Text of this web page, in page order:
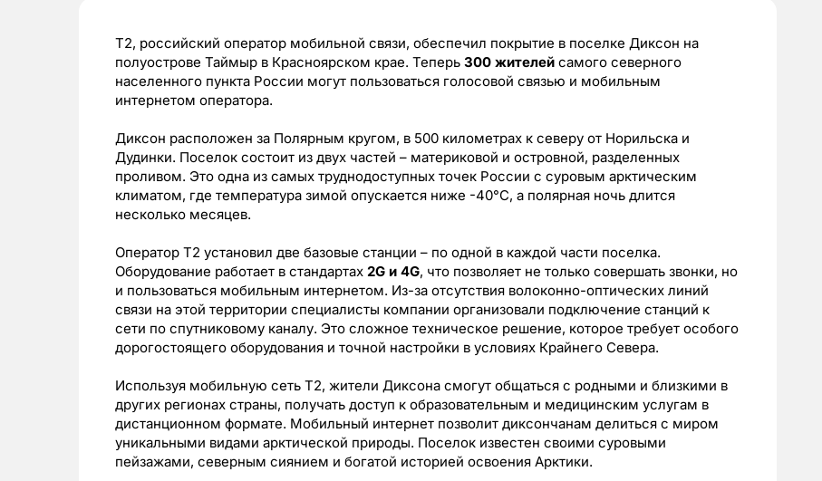
T2, российский оператор мобильной связи, обеспечил покрытие в поселке Диксон на
полуострове Таймыр в Красноярском крае. Теперь 300 жителей самого северного
населенного пункта России могут пользоваться голосовой связью и мобильным
интернетом оператора.
Диксон расположен за Полярным кругом, в 500 километрах к северу от Норильска и
Дудинки. Поселок состоит из двух частей – материковой и островной, разделенных
проливом. Это одна из самых труднодоступных точек России с суровым арктическим
климатом, где температура зимой опускается ниже -40°C, а полярная ночь длится
несколько месяцев.
Оператор Т2 установил две базовые станции – по одной в каждой части поселка.
Оборудование работает в стандартах 2G и 4G, что позволяет не только совершать звонки, но
и пользоваться мобильным интернетом. Из-за отсутствия волоконно-оптических линий
связи на этой территории специалисты компании организовали подключение станций к
сети по спутниковому каналу. Это сложное техническое решение, которое требует особого
дорогостоящего оборудования и точной настройки в условиях Крайнего Севера.
Используя мобильную сеть Т2, жители Диксона смогут общаться с родными и близкими в
других регионах страны, получать доступ к образовательным и медицинским услугам в
дистанционном формате. Мобильный интернет позволит диксончанам делиться с миром
уникальными видами арктической природы. Поселок известен своими суровыми
пейзажами, северным сиянием и богатой историей освоения Арктики.